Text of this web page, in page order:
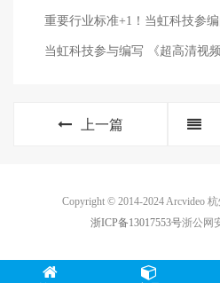
上一篇
Copyright © 2014-2024 Arcvideo
浙ICP备13017553号浙公网